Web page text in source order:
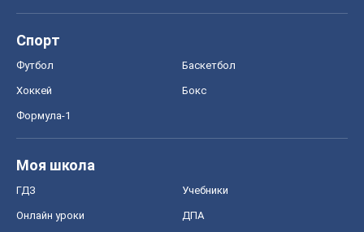
Спорт
Футбол Баскетбол
Хоккей Бокс
Формула-1
Моя школа
ГДЗ Учебники
Онлайн уроки ДПА